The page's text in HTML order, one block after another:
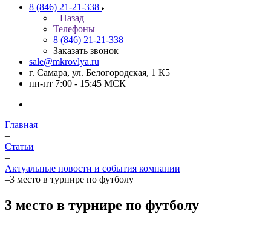
8 (846) 21-21-338
Назад
Телефоны
8 (846) 21-21-338
Заказать звонок
sale@mkrovlya.ru
г. Самара, ул. Белогородская, 1 К5
пн-пт 7:00 - 15:45 МСК
Главная
–
Статьи
–
Актуальные новости и события компании
–3 место в турнире по футболу
3 место в турнире по футболу